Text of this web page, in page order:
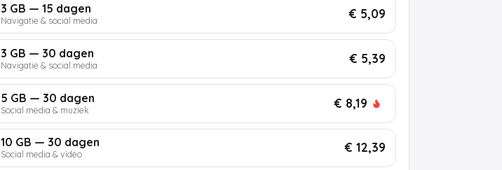
3 GB — 15 dagen
Navigatie & social media € 5,09
3 GB — 30 dagen
Navigatie & social media € 5,39
5 GB — 30 dagen
Social media & muziek € 8,19
10 GB — 30 dagen
Social media & video € 12,39